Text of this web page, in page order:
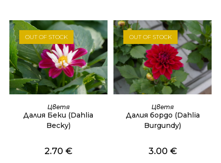
OUT OF STOCK
ОЩЕ
Цветя
Далия Беки (Dahlia
Becky)
2.70 €
OUT OF STOCK
ОЩЕ
Цветя
Далия бордо (Dahlia
Burgundy)
3.00 €